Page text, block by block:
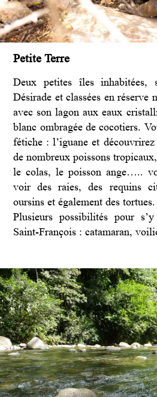
Petite Terre
Deux petites îles inhabitées,
Désirade et classées en réserve
avec son lagon aux eaux
blanc ombragée de cocotiers.
fétiche : l’iguane et
de nombreux poissons
le colas, le poisson ange…..
voir des raies, des requins
oursins et également des tortues.
Plusieurs possibilités pour
Saint-François : catamaran,